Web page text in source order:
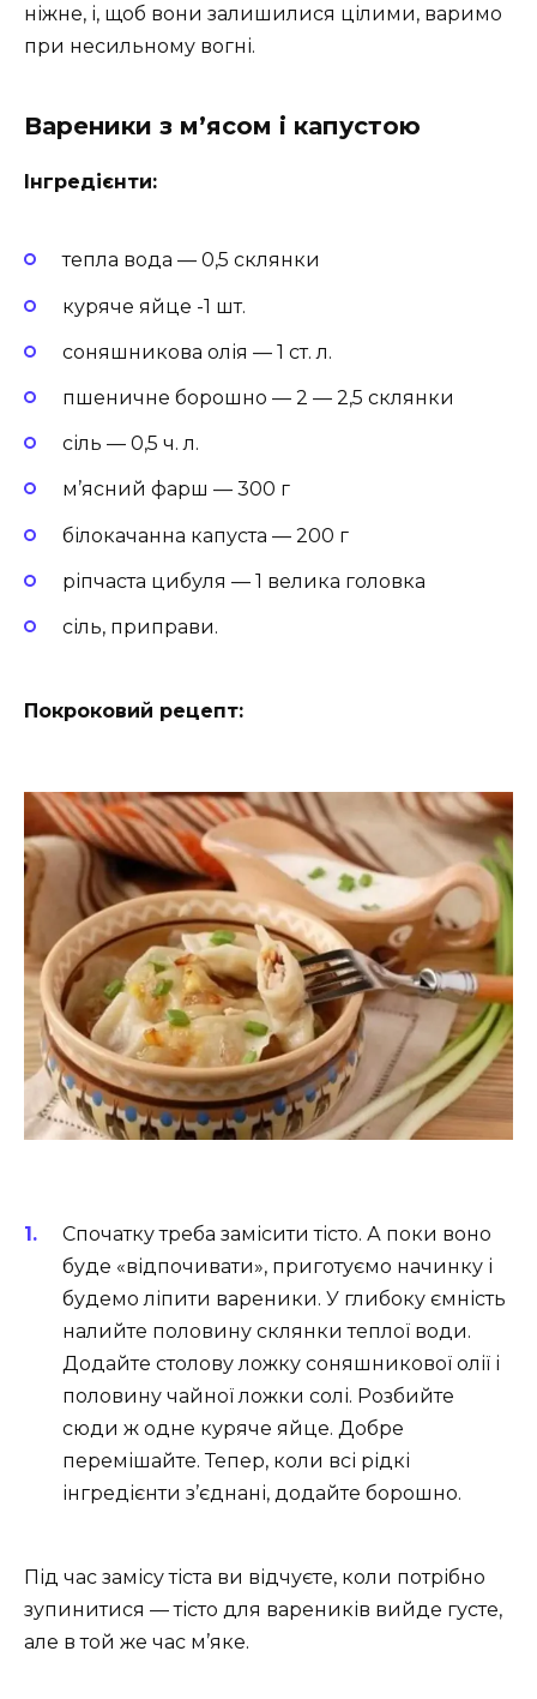
ніжне, і, щоб вони залишилися цілими, варимо
при несильному вогні.
Вареники з м’ясом і капустою
Інгредієнти:
тепла вода — 0,5 склянки
куряче яйце -1 шт.
соняшникова олія — 1 ст. л.
пшеничне борошно — 2 — 2,5 склянки
сіль — 0,5 ч. л.
м’ясний фарш — 300 г
білокачанна капуста — 200 г
ріпчаста цибуля — 1 велика головка
сіль, приправи.
Покроковий рецепт:
Спочатку треба замісити тісто. А поки воно
буде «відпочивати», приготуємо начинку і
будемо ліпити вареники. У глибоку ємність
налийте половину склянки теплої води.
Додайте столову ложку соняшникової олії і
половину чайної ложки солі. Розбийте
сюди ж одне куряче яйце. Добре
перемішайте. Тепер, коли всі рідкі
інгредієнти з’єднані, додайте борошно.
Під час замісу тіста ви відчуєте, коли потрібно
зупинитися — тісто для вареників вийде густе,
але в той же час м’яке.